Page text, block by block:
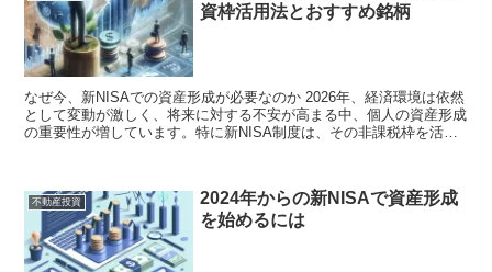
資枠活用法とおすすめ銘柄
なぜ今、新NISAでの資産形成が必要なのか 2026年、経済環境は依然
として変動が激しく、将来に対する不安が高まる中、個人の資産形成
の重要性が増しています。特に新NISA制度は、その非課税枠を活用
不動産投資
2024年からの新NISAで資産形成
を始めるには